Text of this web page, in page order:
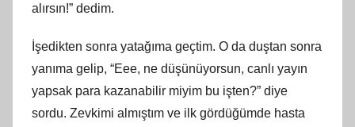
alırsın!” dedim.
İşedikten sonra yatağıma geçtim. O da duştan sonra
yanıma gelip, “Eee, ne düşünüyorsun, canlı yayın
yapsak para kazanabilir miyim bu işten?” diye
sordu. Zevkimi almıştım ve ilk gördüğümde hasta